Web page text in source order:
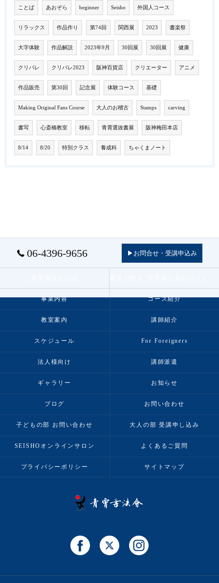
ことば あおぞら beginner Seisho 外国人コース
リラックス 作品作り 第74回 関西展 2023 書楽祭
大字体験 作品解説 2023年9月 30回展 30回展 健康
クリパレ クリパレ2023 阪神百貨店 クリエーター アニメ
作品販売 第30回 記念展 体験コース 基礎
Making Original Fans Course 大人のお稽古 Stamps carving
書写 心斎橋教室 移転 青霄選抜書展 阪神梅田本店
8/14 8/20 特別クラス 養成科 ちゃくまノート
06-4396-9656 ▶お問合せ・受講申込み
事業内容 コース紹介
教室案内 講師紹介
スケジュール For Foreigners
法人様向け 講師派遣
ギャラリー お知らせ
ブログ お問い合わせ
子どもの部 お問い合わせ 大人の部 受講申し込み
SEISHOオンラインサロン よくあるご質問
プライバシーポリシー サイトマップ